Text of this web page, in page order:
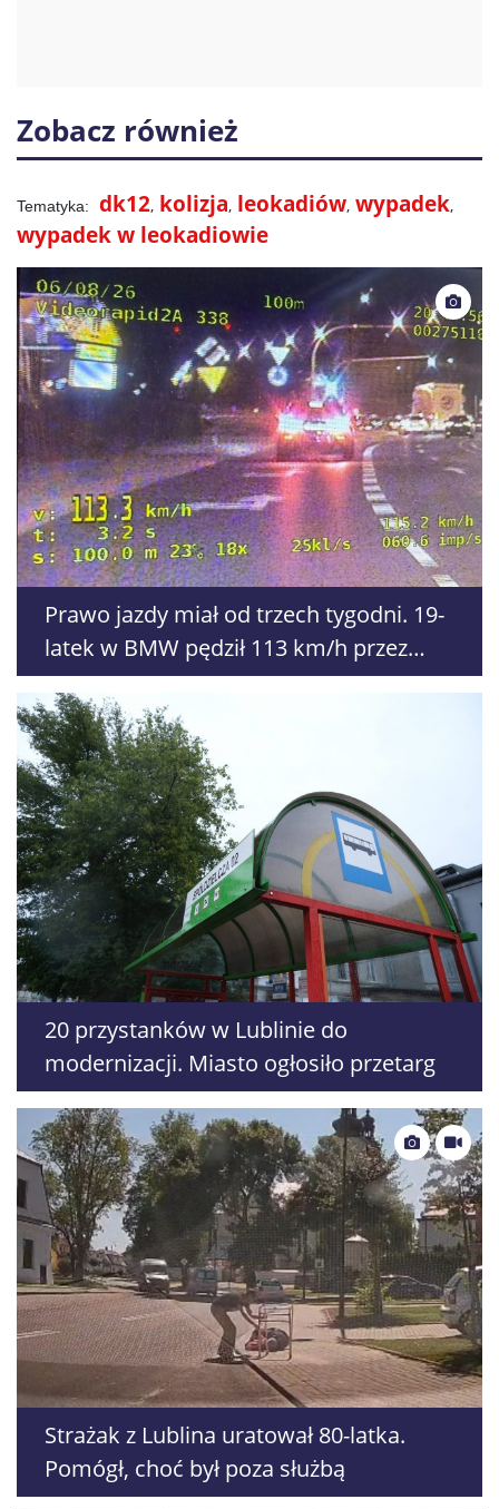
Zobacz również
dk12 kolizja leokadiów wypadek
wypadek w leokadiowie
Prawo jazdy miał od trzech tygodni. 19-
latek w BMW pędził 113 km/h przez
Lublin
20 przystanków w Lublinie do
modernizacji. Miasto ogłosiło przetarg
Strażak z Lublina uratował 80-latka.
Pomógł, choć był poza służbą